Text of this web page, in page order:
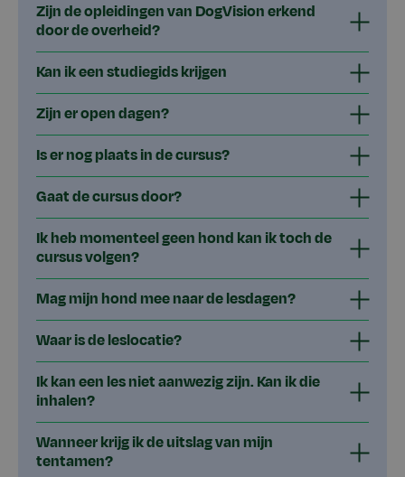
Zijn de opleidingen van DogVision erkend
door de overheid?
Kan ik een studiegids krijgen
Zijn er open dagen?
Is er nog plaats in de cursus?
Gaat de cursus door?
Ik heb momenteel geen hond kan ik toch de
cursus volgen?
Mag mijn hond mee naar de lesdagen?
Waar is de leslocatie?
Ik kan een les niet aanwezig zijn. Kan ik die
inhalen?
Wanneer krijg ik de uitslag van mijn
tentamen?